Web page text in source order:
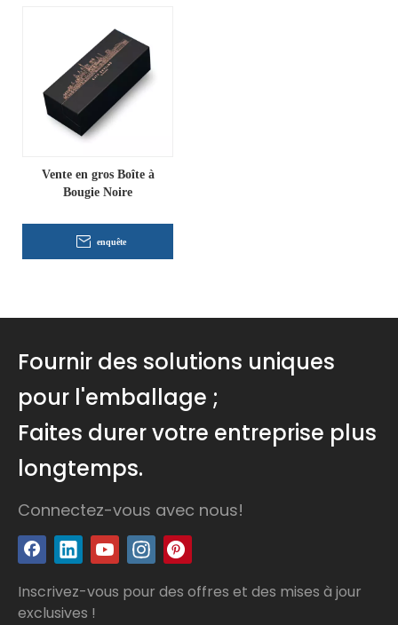
Vente en gros Boîte à
Bougie Noire
enquête
Fournir des solutions uniques
pour l'emballage ;
Faites durer votre entreprise plus
longtemps.
Connectez-vous avec nous!
Inscrivez-vous pour des offres et des mises à jour
exclusives !